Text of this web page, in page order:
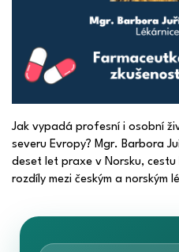
Jak vypadá profesní i osobní
severu Evropy? Mgr. Barbora
deset let praxe v Norsku, cestu
rozdíly mezi českým a norským